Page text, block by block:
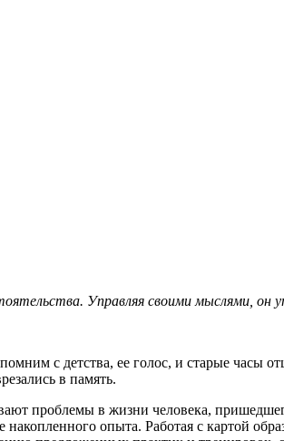
Управляя своими мыслями, он
с детства, ее голос, и старые
в память.
проблемы в жизни человека,
опыта. Работая с картой